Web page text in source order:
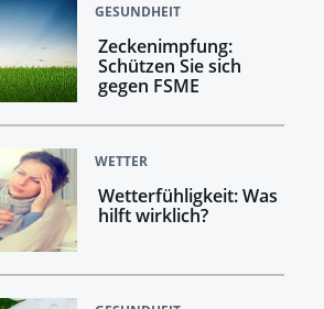
GESUNDHEIT
Zeckenimpfung:
Schützen Sie sich
gegen FSME
WETTER
Wetterfühligkeit: Was
hilft wirklich?